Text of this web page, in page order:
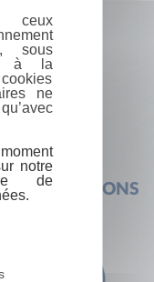
QUESTIONS
ceux
sous
à la
cookies
ne
notre
de